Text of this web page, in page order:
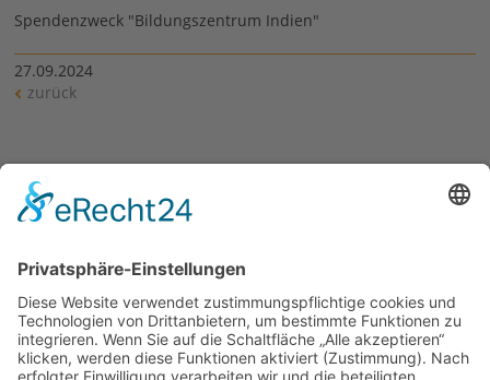
Spendenzweck "Bildungszentrum Indien"
27.09.2024
zurück
Siehe auch
Eine Welt Arbeit im Diözesanverband
Vortragsangebot "Taffe Frauen, für die Kolping Freiheit
bedeutet"